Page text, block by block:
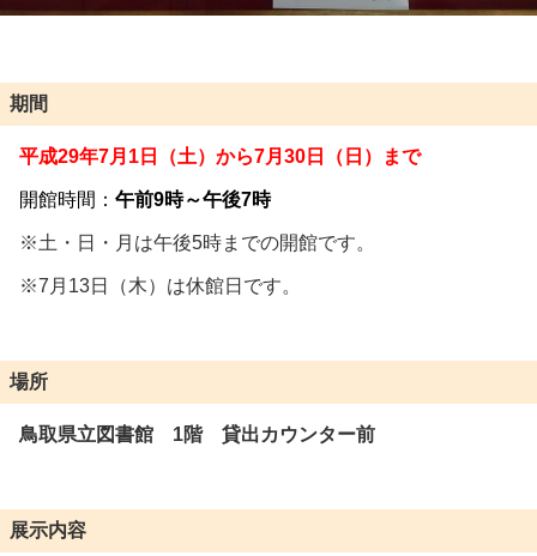
期間
平成29年7月1日（土）から7月30日（日）まで
開館時間： 午前9時～午後7時
※土・日・月は午後5時までの開館です。
※7月13日（木）は休館日です。
場所
鳥取県立図書館 1階 貸出カウンター前
展示内容